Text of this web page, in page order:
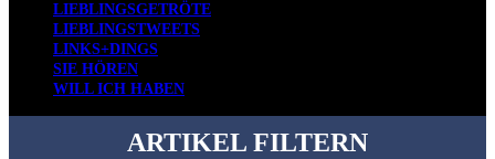
LIEBLINGSGETRÖTE
LIEBLINGSTWEETS
LINKS+DINGS
SIE HÖREN
WILL ICH HABEN
ARTIKEL FILTERN